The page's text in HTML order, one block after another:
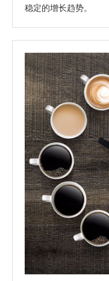
稳定的增长趋势。